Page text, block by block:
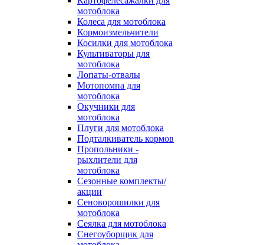
мотоблока
Колеса для мотоблока
Кормоизмельчители
Косилки для мотоблока
Культиваторы для
мотоблока
Лопаты-отвалы
Мотопомпа для
мотоблока
Окучники для
мотоблока
Плуги для мотоблока
Подталкиватель кормов
Пропольники -
рыхлители для
мотоблока
Сезонные комплекты/
акции
Сеноворошилки для
мотоблока
Сеялка для мотоблока
Снегоуборщик для